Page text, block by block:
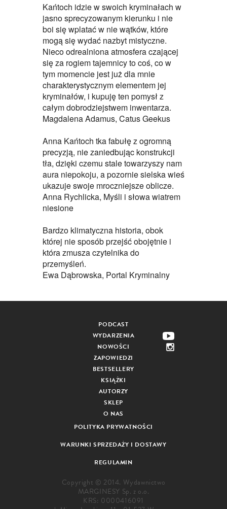
Kańtoch idzie w swoich kryminałach w
jasno sprecyzowanym kierunku i nie
boi się wplatać w nie wątków, które
mogą się wydać nazbyt mistyczne.
Nieco odrealniona atmosfera czającej
się za rogiem tajemnicy to coś, co w
tym momencie jest już dla mnie
charakterystycznym elementem jej
kryminałów, i kupuję ten pomysł z
całym dobrodziejstwem inwentarza.
Magdalena Adamus, Catus Geekus
Anna Kańtoch tka fabułę z ogromną
precyzją, nie zaniedbując konstrukcji
tła, dzięki czemu stale towarzyszy nam
aura niepokoju, a pozornie sielska wieś
ukazuje swoje mroczniejsze oblicze.
Anna Rychlicka, Myśli i słowa wiatrem
niesione
Bardzo klimatyczna historia, obok
której nie sposób przejść obojętnie i
która zmusza czytelnika do
przemyśleń.
Ewa Dąbrowska, Portal Kryminalny
PODCAST
WYDARZENIA
NOWOŚCI
ZAPOWIEDZI
BESTSELLERY
KSIĄŻKI
AUTORZY
SKLEP
O NAS
POLITYKA PRYWATNOŚCI
WARUNKI SPRZEDAŻY I DOSTAWY
REGULAMIN
Copyright © 2014. Wydawnictwo
MARGINESY Sp. z o.o.
KRS: 0000416091